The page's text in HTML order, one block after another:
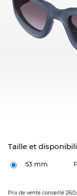
Taille et
53 mm
Prix de vente conseillé